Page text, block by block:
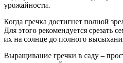
урожайности.
Когда гречка достигнет полной
Для этого рекомендуется срезать
их на солнце до полного
Выращивание гречки в саду –